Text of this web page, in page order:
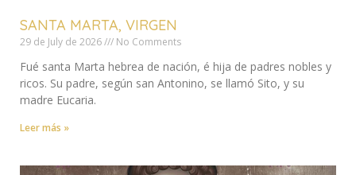
SANTA MARTA, VIRGEN
29 de July de 2026 No Comments
Fué santa Marta hebrea de nación, é hija de padres nobles y
ricos. Su padre, según san Antonino, se llamó Sito, y su
madre Eucaria.
Leer más »